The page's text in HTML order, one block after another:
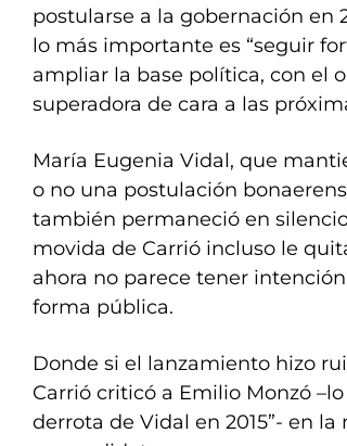
postularse a la gobernación en
lo más importante es “seguir
ampliar la base política, con el
superadora de cara a las
María Eugenia Vidal, que
o no una postulación
también permaneció en
movida de Carrió incluso le
ahora no parece tener
forma pública.
Donde si el lanzamiento hizo
Carrió criticó a Emilio Monzó
derrota de Vidal en 2015”- en